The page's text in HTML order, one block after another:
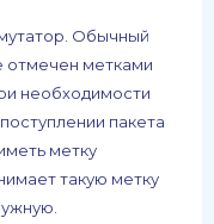
Обычный
отмечен метками
необходимости
пакета
метку
такую метку